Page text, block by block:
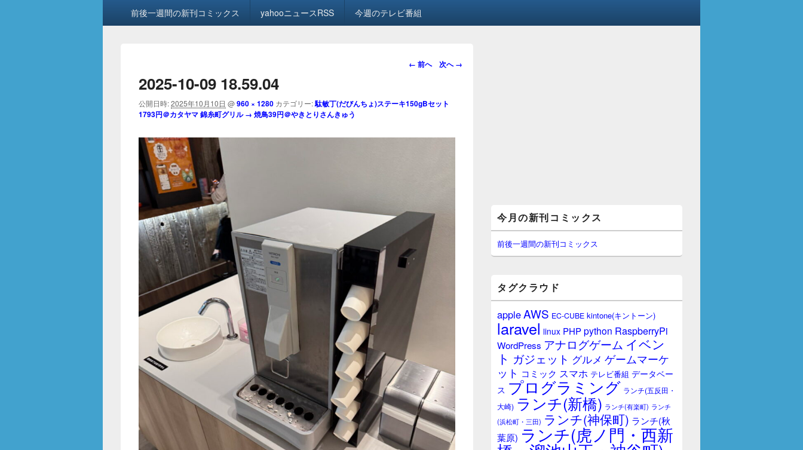
前後一週間の新刊コミックス yahooニュースRSS 今週のテレビ番組
画
ビ
シ
← 前へ 次へ →
2025-10-09 18.59.04
公開日時:2025年10月10日 @960 × 1280 カテゴリー:駄敏丁(だびんちょ)ステーキ150gBセット
1793円＠カタヤマ 錦糸町グリル → 焼鳥39円＠やきとりさんきゅう
イ
ン
サ
イ
ー
ジ
ッ
ト
今月の新刊コミックス
前後一週間の新刊コミックス
タグクラウド
appleAWS EC-CUBE kintone(キントーン)
laravel linux PHPpython RaspberryPi
WordPress アナログゲーム イベン
ト ガジェット グルメ ゲームマーケ
ット コミック スマホ テレビ番組 データベー
ス プログラミング ランチ(五反田・
大崎) ランチ(新橋) ランチ(有楽町) ランチ
(浜松町・三田) ランチ(神保町) ランチ(秋
葉原) ランチ(虎ノ門・西新